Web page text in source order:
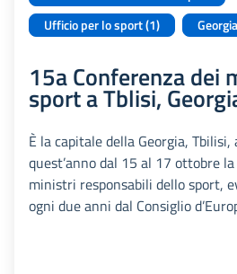
Ufficio per lo sport (1)
Georgia
15a Conferenza dei
sport a Tblisi,
È la capitale della Georgia, Tbilisi,
quest’anno dal 15 al 17 ottobre
ministri responsabili dello sport,
ogni due anni dal Consiglio